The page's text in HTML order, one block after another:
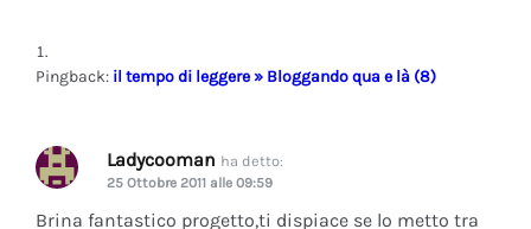
Pingback: il tempo di leggere » Bloggando qua e là (8)
Ladycooman ha detto:
25 Ottobre 2011 alle 09:59
Brina fantastico progetto,ti dispiace se lo metto tra